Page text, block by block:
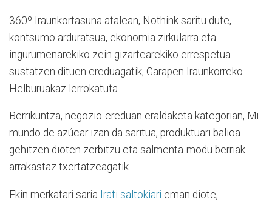
360º Iraunkortasuna atalean, Nothink saritu dute,
kontsumo arduratsua, ekonomia zirkularra eta
ingurumenarekiko zein gizartearekiko errespetua
sustatzen dituen ereduagatik, Garapen Iraunkorreko
Helburuakaz lerrokatuta.
Berrikuntza, negozio-ereduan eraldaketa kategorian, Mi
mundo de azúcar izan da saritua, produktuari balioa
gehitzen dioten zerbitzu eta salmenta-modu berriak
arrakastaz txertatzeagatik.
Ekin merkatari saria Irati saltokiari eman diote,